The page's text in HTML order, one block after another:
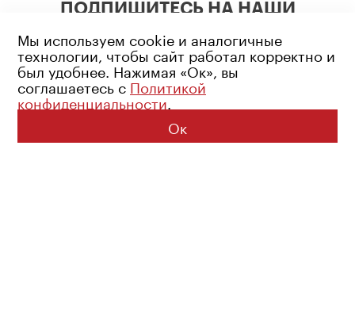
ПОДПИШИТЕСЬ НА НАШИ
Возрастное ограничение: 16+
Политика конфиденциальности
© 2026 Все права защищены
Мы используем cookie и аналогичные
технологии, чтобы сайт работал корректно и
был удобнее. Нажимая «Ок», вы
соглашаетесь с Политикой
конфиденциальности.
Ок